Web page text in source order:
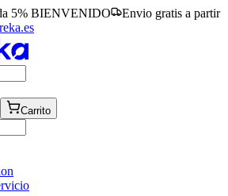
5% BIENVENIDO
Envio gratis a partir
Carrito